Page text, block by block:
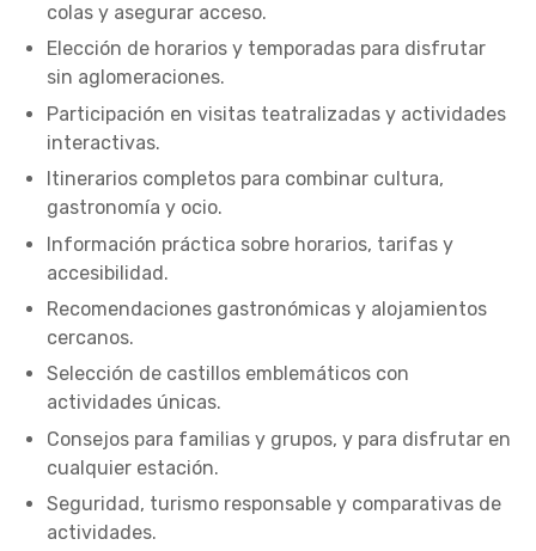
colas y asegurar acceso.
Elección de horarios y temporadas para disfrutar
sin aglomeraciones.
Participación en visitas teatralizadas y actividades
interactivas.
Itinerarios completos para combinar cultura,
gastronomía y ocio.
Información práctica sobre horarios, tarifas y
accesibilidad.
Recomendaciones gastronómicas y alojamientos
cercanos.
Selección de castillos emblemáticos con
actividades únicas.
Consejos para familias y grupos, y para disfrutar en
cualquier estación.
Seguridad, turismo responsable y comparativas de
actividades.